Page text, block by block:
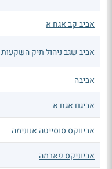
אביב קב אגח א
אביב שגב ניהול תיק השקעות 20/80
אביבה
אביגם אגח א
אביווקס סוסייטה אנונימה
אביוניקס פארמה